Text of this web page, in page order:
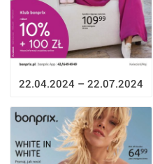
22.04.2024 – 22.07.2024